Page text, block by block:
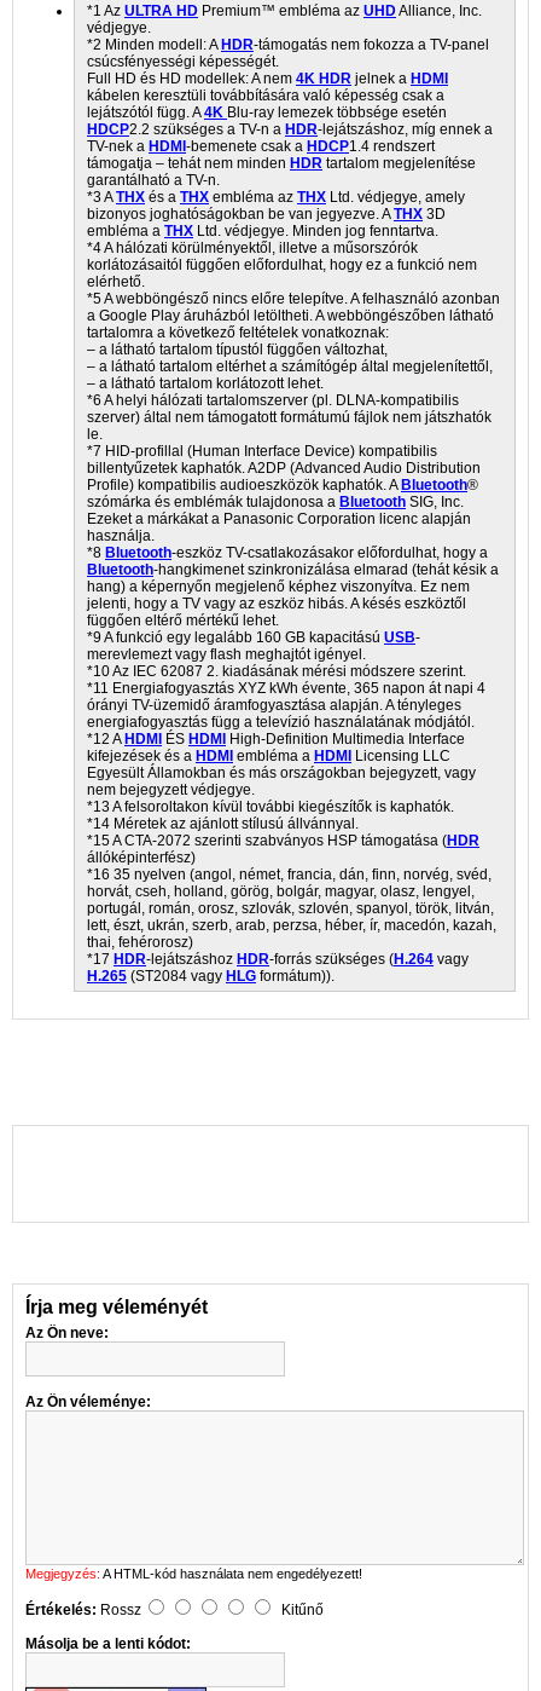
*1 Az ULTRA HD Premium™ embléma az UHDAlliance, Inc.
védjegye.
*2 Minden modell: AHDR-támogatás nem fokozza a TV-panel
csúcsfényességi képességét.
Full HD és HD modellek: A nem 4K HDR jelnek a HDMI
kábelen keresztüli továbbítására való képesség csak a
lejátszótól függ. A4K Blu-ray lemezek többsége esetén
HDCP2.2 szükséges a TV-n a HDR-lejátszáshoz, míg ennek a
TV-nek a HDMI-bemenete csak a HDCP1.4 rendszert
támogatja – tehát nem minden HDR tartalom megjelenítése
garantálható a TV-n.
*3 ATHX és a THX embléma az THX Ltd. védjegye, amely
bizonyos joghatóságokban be van jegyezve. ATHX 3D
embléma a THX Ltd. védjegye. Minden jog fenntartva.
*4 A hálózati körülményektől, illetve a műsorszórók
korlátozásaitól függően előfordulhat, hogy ez a funkció nem
elérhető.
*5 A webböngésző nincs előre telepítve. A felhasználó azonban
a Google Play áruházból letöltheti. A webböngészőben látható
tartalomra a következő feltételek vonatkoznak:
– a látható tartalom típustól függően változhat,
– a látható tartalom eltérhet a számítógép által megjelenítettől,
– a látható tartalom korlátozott lehet.
*6 A helyi hálózati tartalomszerver (pl. DLNA-kompatibilis
szerver) által nem támogatott formátumú fájlok nem játszhatók
le.
*7 HID-profillal (Human Interface Device) kompatibilis
billentyűzetek kaphatók. A2DP (Advanced Audio Distribution
Profile) kompatibilis audioeszközök kaphatók. ABluetooth®
szómárka és emblémák tulajdonosa a Bluetooth SIG, Inc.
Ezeket a márkákat a Panasonic Corporation licenc alapján
használja.
*8 Bluetooth-eszköz TV-csatlakozásakor előfordulhat, hogy a
Bluetooth-hangkimenet szinkronizálása elmarad (tehát késik a
hang) a képernyőn megjelenő képhez viszonyítva. Ez nem
jelenti, hogy a TV vagy az eszköz hibás. A késés eszköztől
függően eltérő mértékű lehet.
*9 A funkció egy legalább 160 GB kapacitású USB-
merevlemezt vagy flash meghajtót igényel.
*10 Az IEC 62087 2. kiadásának mérési módszere szerint.
*11 Energiafogyasztás XYZ kWh évente, 365 napon át napi 4
órányi TV-üzemidő áramfogyasztása alapján. A tényleges
energiafogyasztás függ a televízió használatának módjától.
*12 AHDMI ÉS HDMI High-Definition Multimedia Interface
kifejezések és a HDMI embléma a HDMI Licensing LLC
Egyesült Államokban és más országokban bejegyzett, vagy
nem bejegyzett védjegye.
*13 A felsoroltakon kívül további kiegészítők is kaphatók.
*14 Méretek az ajánlott stílusú állvánnyal.
*15 A CTA-2072 szerinti szabványos HSP támogatása (HDR
állóképinterfész)
*16 35 nyelven (angol, német, francia, dán, finn, norvég, svéd,
horvát, cseh, holland, görög, bolgár, magyar, olasz, lengyel,
portugál, román, orosz, szlovák, szlovén, spanyol, török, litván,
lett, észt, ukrán, szerb, arab, perzsa, héber, ír, macedón, kazah,
thai, fehérorosz)
*17 HDR-lejátszáshoz HDR-forrás szükséges (H.264 vagy
H.265 (ST2084 vagy HLG formátum)).
Írja meg véleményét
Az Ön neve:
Az Ön véleménye:
Megjegyzés: A HTML-kód használata nem engedélyezett!
Értékelés: Rossz
Kitűnő
Másolja be a lenti kódot: